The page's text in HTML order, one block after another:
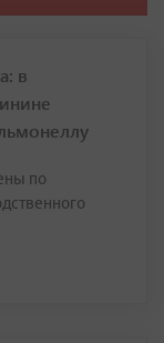
в
по